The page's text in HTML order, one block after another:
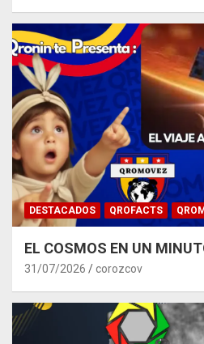
DESTACADOS QROFACTS
EL COSMOS EN UN
31/07/2026 corozcov